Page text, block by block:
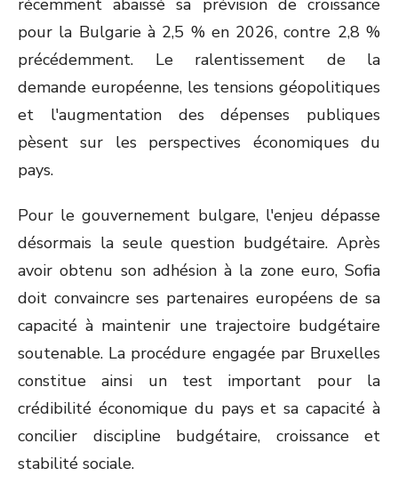
récemment abaissé sa prévision de croissance
pour la Bulgarie à 2,5 % en 2026, contre 2,8 %
précédemment. Le ralentissement de la
demande européenne, les tensions géopolitiques
et l'augmentation des dépenses publiques
pèsent sur les perspectives économiques du
pays.
Pour le gouvernement bulgare, l'enjeu dépasse
désormais la seule question budgétaire. Après
avoir obtenu son adhésion à la zone euro, Sofia
doit convaincre ses partenaires européens de sa
capacité à maintenir une trajectoire budgétaire
soutenable. La procédure engagée par Bruxelles
constitue ainsi un test important pour la
crédibilité économique du pays et sa capacité à
concilier discipline budgétaire, croissance et
stabilité sociale.